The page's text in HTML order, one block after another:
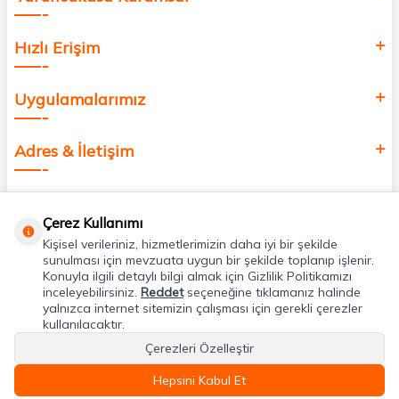
Hızlı Erişim
Uygulamalarımız
Adres & İletişim
Çerez Kullanımı
Kişisel verileriniz, hizmetlerimizin daha iyi bir şekilde
sunulması için mevzuata uygun bir şekilde toplanıp işlenir.
Konuyla ilgili detaylı bilgi almak için Gizlilik Politikamızı
inceleyebilirsiniz. Reddetseçeneğine tıklamanız halinde
yalnızca internet sitemizin çalışması için gerekli çerezler
kullanılacaktır.
Çerezleri Özelleştir
Hepsini Kabul Et